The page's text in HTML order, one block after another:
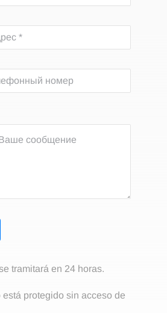
tramitará en 24 horas.
está protegido sin acceso de